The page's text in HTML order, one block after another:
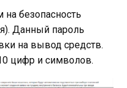
безопасность
Данный пароль
на вывод средств.
цифр и символов.